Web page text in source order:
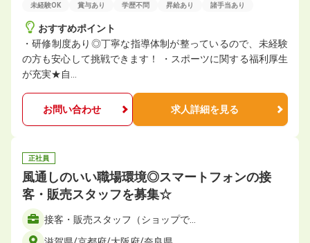
未経験OK 賞与あり 学歴不問 昇給あり 諸手当あり
おすすめポイント
・研修制度あり◎丁寧な指導体制が整っているので、未経験
の方も安心して挑戦できます！ ・スポーツに関する福利厚生
が充実★自…
お問い合わせ 求人詳細を見る
正社員
風通しのいい職場環境◎スマートフォンの接
客・販売スタッフを募集☆
接客・販売スタッフ（ショップで…